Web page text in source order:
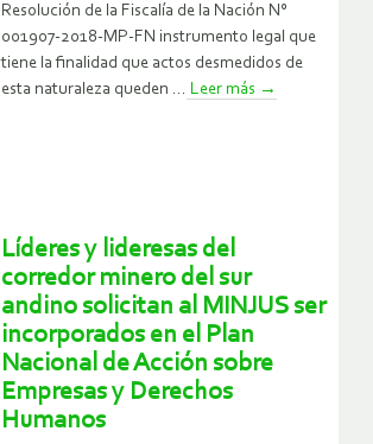
Resolución de la Fiscalía de la Nación N°
001907-2018-MP-FN instrumento legal que
tiene la finalidad que actos desmedidos de
esta naturaleza queden ... Leer más →
Líderes y lideresas del
corredor minero del sur
andino solicitan al MINJUS ser
incorporados en el Plan
Nacional de Acción sobre
Empresas y Derechos
Humanos